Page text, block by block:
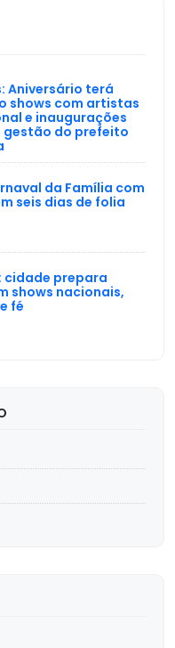
Aniversário terá
shows com artistas
e inaugurações
gestão do prefeito
da Família com
seis dias de folia
cidade prepara
shows nacionais,
fé